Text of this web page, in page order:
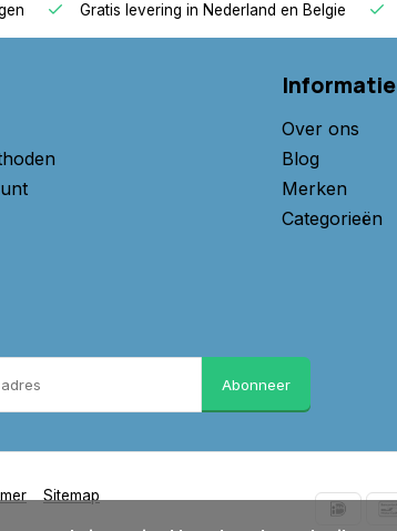
Gratis levering in Nederland en Belgie
Informatie
Over ons
Blog
Merken
Categorieën
Abonneer
Sitemap